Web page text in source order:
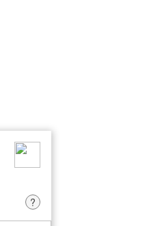
?